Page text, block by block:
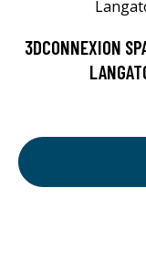
3DCONNEXION